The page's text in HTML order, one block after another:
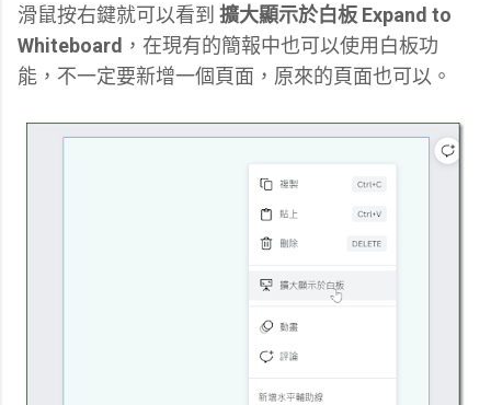
滑鼠按右鍵就可以看到 擴大顯示於白板 Expand to
Whiteboard ，在現有的簡報中也可以使用白板功
能，不一定要新增一個頁面，原來的頁面也可以。